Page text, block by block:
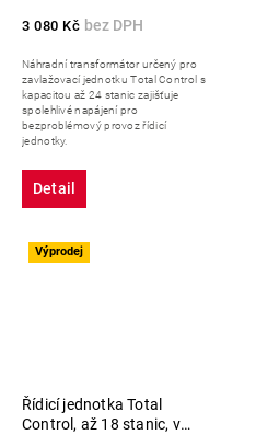
3 080 Kč
Detail
Náhradní transformátor určený pro
zavlažovací jednotku Total Control s
kapacitou až 24 stanic zajišťuje
spolehlivé napájení pro
bezproblémový provoz řídicí
jednotky.
Výprodej
Řídicí jednotka Total
Control, až 18 stanic, v